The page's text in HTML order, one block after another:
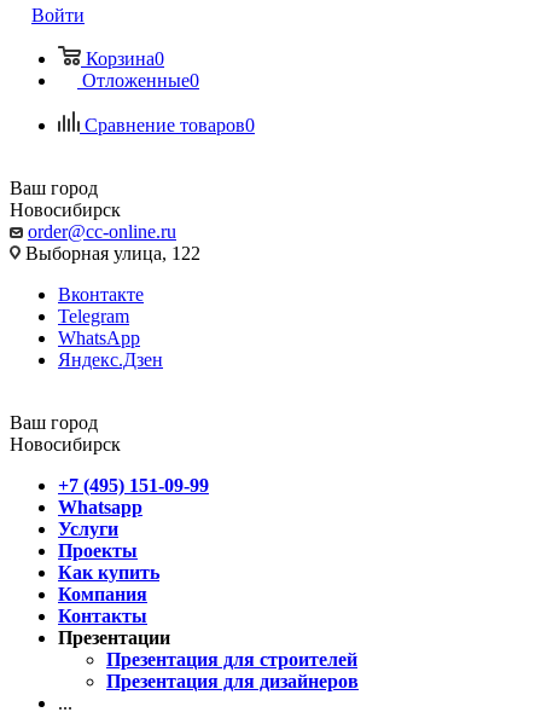
Войти
Корзина0
Отложенные0
Сравнение товаров0
Ваш город
Новосибирск
order@cc-online.ru
Выборная улица, 122
Вконтакте
Telegram
WhatsApp
Яндекс.Дзен
Ваш город
Новосибирск
+7 (495) 151-09-99
Whatsapp
Услуги
Проекты
Как купить
Компания
Контакты
Презентации
Презентация для строителей
Презентация для дизайнеров
...